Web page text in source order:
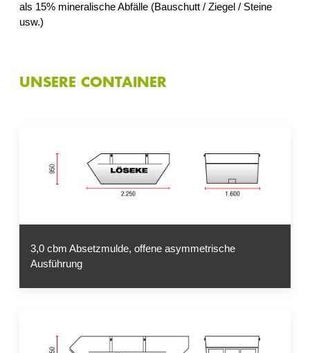
als 15% mineralische Abfälle (Bauschutt / Ziegel / Steine
usw.)
UNSERE CONTAINER
3,0 cbm Absetzmulde, offene asymmetrische
Ausführung